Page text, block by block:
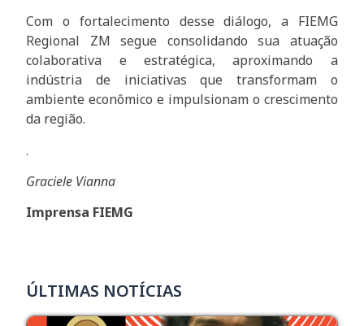
Com o fortalecimento desse diálogo, a FIEMG
Regional ZM segue consolidando sua atuação
colaborativa e estratégica, aproximando a
indústria de iniciativas que transformam o
ambiente econômico e impulsionam o crescimento
da região.
.
Graciele Vianna
Imprensa FIEMG
ÚLTIMAS NOTÍCIAS